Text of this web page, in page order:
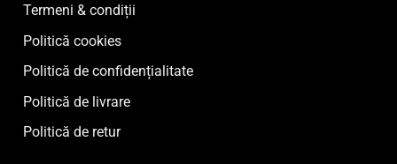
Termeni & condiții
Politică cookies
Politică de confidențialitate
Politică de livrare
Politică de retur